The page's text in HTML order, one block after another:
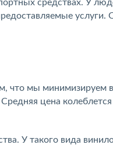
средствах. У
услуги.
что мы минимизируем
цена колеблется
У такого вида